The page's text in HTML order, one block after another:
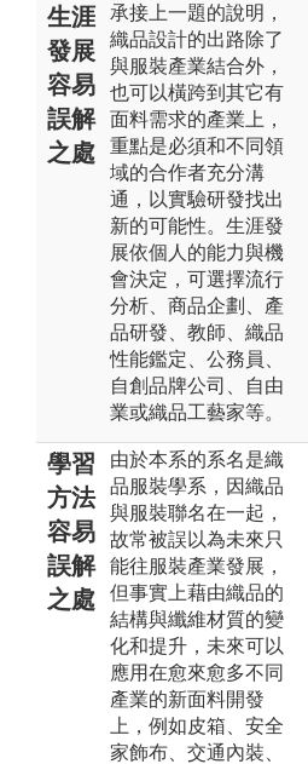
生涯
發展
容易
誤解
之處
承接上一題的說明，
織品設計的出路除了
與服裝產業結合外，
也可以橫跨到其它有
面料需求的產業上，
重點是必須和不同領
域的合作者充分溝
通，以實驗研發找出
新的可能性。生涯發
展依個人的能力與機
會決定，可選擇流行
分析、商品企劃、產
品研發、教師、織品
性能鑑定、公務員、
自創品牌公司、自由
業或織品工藝家等。
學習
方法
容易
誤解
之處
由於本系的系名是織
品服裝學系，因織品
與服裝聯名在一起，
故常被誤以為未來只
能往服裝產業發展，
但事實上藉由織品的
結構與纖維材質的變
化和提升，未來可以
應用在愈來愈多不同
產業的新面料開發
上，例如皮箱、安全
家飾布、交通內裝、